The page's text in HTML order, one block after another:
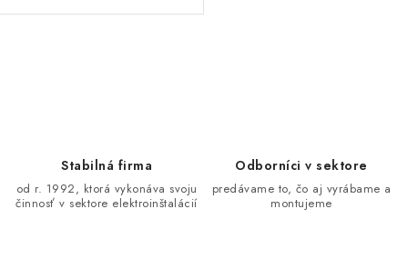
a
c
Stabilná firma
od r. 1992, ktorá vykonáva svoju
činnosť v sektore elektroinštalácií
Odborníci v sektore
predávame to, čo aj vyrábame a
montujeme